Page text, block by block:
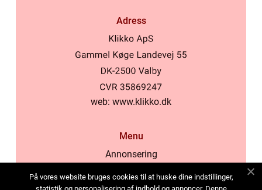
Adress
web: www.klikko.dk
Menu
Annonsering
Cookies
På vores website bruges cookies til at huske dine indstillinger,